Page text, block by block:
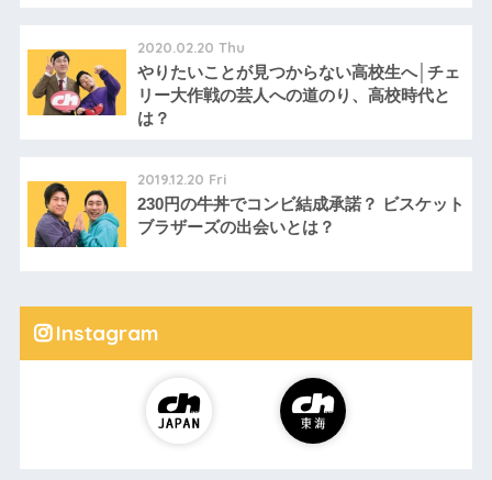
2020.02.20 Thu
やりたいことが見つからない高校生へ│チェ
リー大作戦の芸人への道のり、高校時代と
は？
2019.12.20 Fri
230円の牛丼でコンビ結成承諾？ ビスケット
ブラザーズの出会いとは？
Instagram